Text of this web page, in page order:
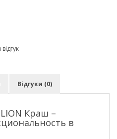
Відгуки (0)
Краш –
в